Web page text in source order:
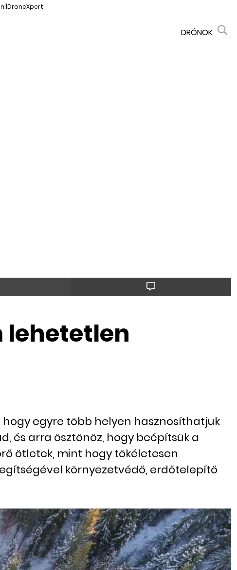
DRÓNOK
lehetetlen
egyre több helyen hasznosíthatjuk
és arra ösztönöz, hogy beépítsük a
ötletek, mint hogy tökéletesen
környezetvédő, erdőtelepítő